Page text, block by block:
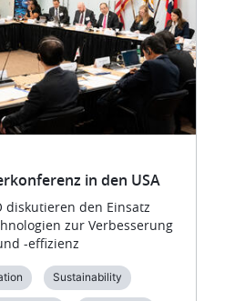
in den USA​
diskutieren den Einsatz
zur Verbesserung
-effizienz
Sustainability